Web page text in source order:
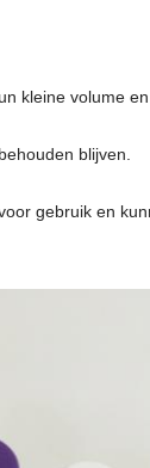
kleine volume
blijven.
gebruik en